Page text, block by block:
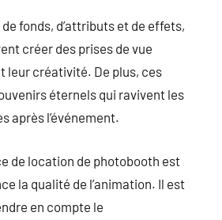
fonds, d’attributs et de effets,
créer des prises de vue
leur créativité. De plus, ces
éternels qui ravivent les
après l’événement.
de location de photobooth est
la qualité de l’animation. Il est
en compte le